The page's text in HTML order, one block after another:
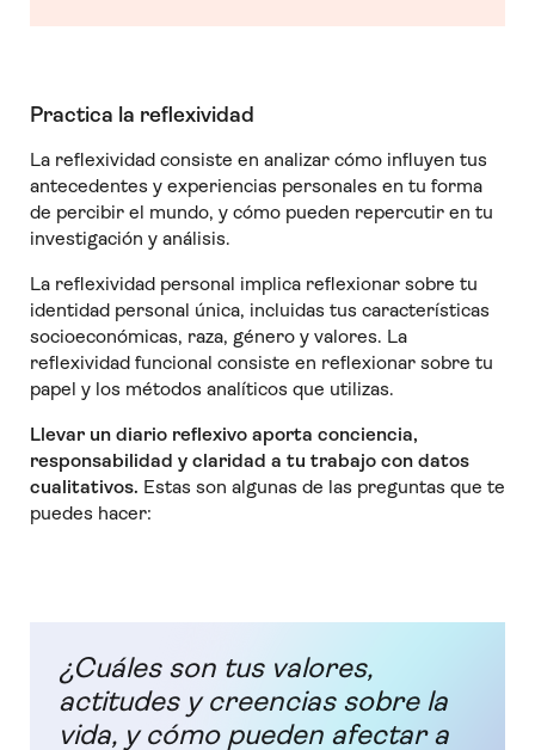
Practica la reflexividad
La reflexividad consiste en analizar cómo influyen tus
antecedentes y experiencias personales en tu forma
de percibir el mundo, y cómo pueden repercutir en tu
investigación y análisis.
La reflexividad personal implica reflexionar sobre tu
identidad personal única, incluidas tus características
socioeconómicas, raza, género y valores. La
reflexividad funcional consiste en reflexionar sobre tu
papel y los métodos analíticos que utilizas.
Llevar un diario reflexivo aporta conciencia,
responsabilidad y claridad a tu trabajo con datos
cualitativos. Estas son algunas de las preguntas que te
puedes hacer:
¿Cuáles son tus valores,
actitudes y creencias sobre la
vida, y cómo pueden afectar a